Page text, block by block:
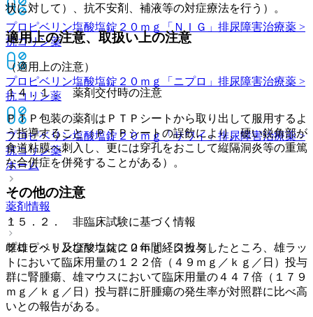
プロピベリン塩酸塩錠２０ｍｇ「ＮＩＧ」 排尿障害治療薬 >
抗コリン薬
プロピベリン塩酸塩錠２０ｍｇ「ニプロ」 排尿障害治療薬 >
抗コリン薬
プロピベリン塩酸塩錠２０ｍｇ「サワイ」排尿障害治療薬 >
抗コリン薬
ホーム
薬剤情報
プロピベリン塩酸塩錠２０ｍｇ「タカタ」
状に対して）、抗不安剤、補液等の対症療法を行う）。
適用上の注意、取扱い上の注意
（適用上の注意）
１４．１． 薬剤交付時の注意
ＰＴＰ包装の薬剤はＰＴＰシートから取り出して服用するよ
う指導すること（ＰＴＰシートの誤飲により、硬い鋭角部が
食道粘膜へ刺入し、更には穿孔をおこして縦隔洞炎等の重篤
な合併症を併発することがある）。
その他の注意
１５．２． 非臨床試験に基づく情報
雌雄ラット及びマウスに２年間経口投与したところ、雄ラッ
トにおいて臨床用量の１２２倍（４９ｍｇ／ｋｇ／日）投与
群に腎腫瘍、雄マウスにおいて臨床用量の４４７倍（１７９
ｍｇ／ｋｇ／日）投与群に肝腫瘍の発生率が対照群に比べ高
いとの報告がある。